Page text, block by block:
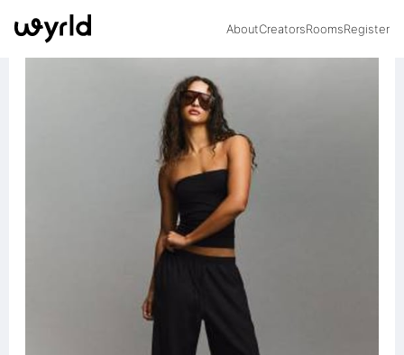
AboutCreatorsRoomsRegister